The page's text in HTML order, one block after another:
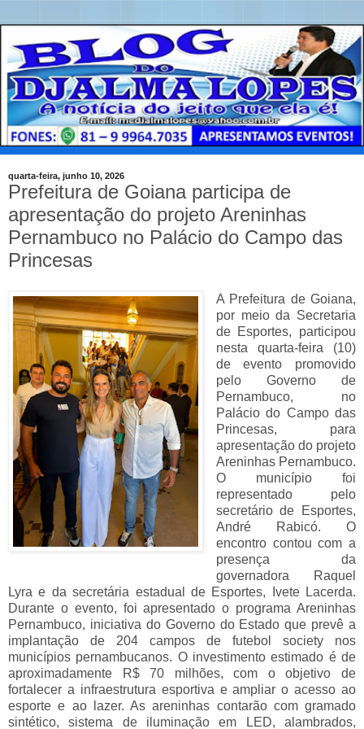
quarta-feira, junho 10, 2026
Prefeitura de Goiana participa de
apresentação do projeto Areninhas
Pernambuco no Palácio do Campo das
Princesas
A Prefeitura de Goiana,
por meio da Secretaria
de Esportes, participou
nesta quarta-feira (10)
de evento promovido
pelo Governo de
Pernambuco, no
Palácio do Campo das
Princesas, para
apresentação do projeto
Areninhas Pernambuco.
O município foi
representado pelo
secretário de Esportes,
André Rabicó. O
encontro contou com a
presença da
governadora Raquel
Lyra e da secretária estadual de Esportes, Ivete Lacerda.
Durante o evento, foi apresentado o programa Areninhas
Pernambuco, iniciativa do Governo do Estado que prevê a
implantação de 204 campos de futebol society nos
municípios pernambucanos. O investimento estimado é de
aproximadamente R$ 70 milhões, com o objetivo de
fortalecer a infraestrutura esportiva e ampliar o acesso ao
esporte e ao lazer. As areninhas contarão com gramado
sintético, sistema de iluminação em LED, alambrados,